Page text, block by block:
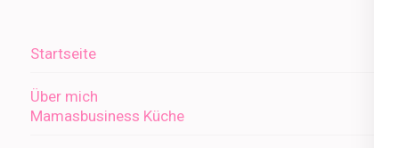
Startseite
Über mich
Mamasbusiness Küche